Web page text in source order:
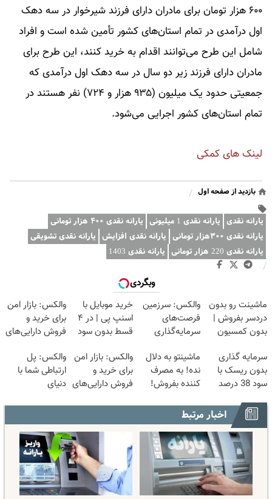
۶۰۰ هزار تومان برای مادران دارای فرزند شیرخوار در سه دهک
اول درآمدی در تمام استان‌های کشور تأمین شده است و افراد
شامل این طرح می‌توانند اقدام به خرید کنند، این طرح برای
مادران دارای فرزند زیر دو سال در سه دهک اول درآمدی که
جمعیتی حدود یک میلیون (۹۳۵ هزار و ۷۲۴) نفر هستند در
تمام استان‌های کشور اجرایی می‌شود.
لینک های کمکی
بازدید از صفحه اول /
یارانه نقدی یارانه نقدی 1 میلیونی
یارانه نقدی ۴۰۰ هزار تومانی
یارانه نقدی ۳۰۰هزار تومانی
یارانه نقدی افزایش یارانه نقدی تشویقی
یارانه نقدی 220 هزار تومانی
یارانه نقدی 1403
/
وبگردی
ماشینت رو بدون
دردسر بفروش |
بدون کمسیون
والکس: سرزمین
فرصت‌های
سرمایه‌گذاری
خرید موبایل با
اسنپ پی | در ۴
قسط بدون سود
والکس: بازار امن
برای خرید و
فروش دارایی‌های
سرمایه گذاری
بدون ریسک با
سود 38 درصد
ماشینتو به دلال
نده! به مصرف
کننده بفروش!
یک تماس
والکس: بازار امن
برای خرید و
فروش دارایی‌های
والکس: پل
ارتباطی شما با
دنیای
اخبار مرتبط